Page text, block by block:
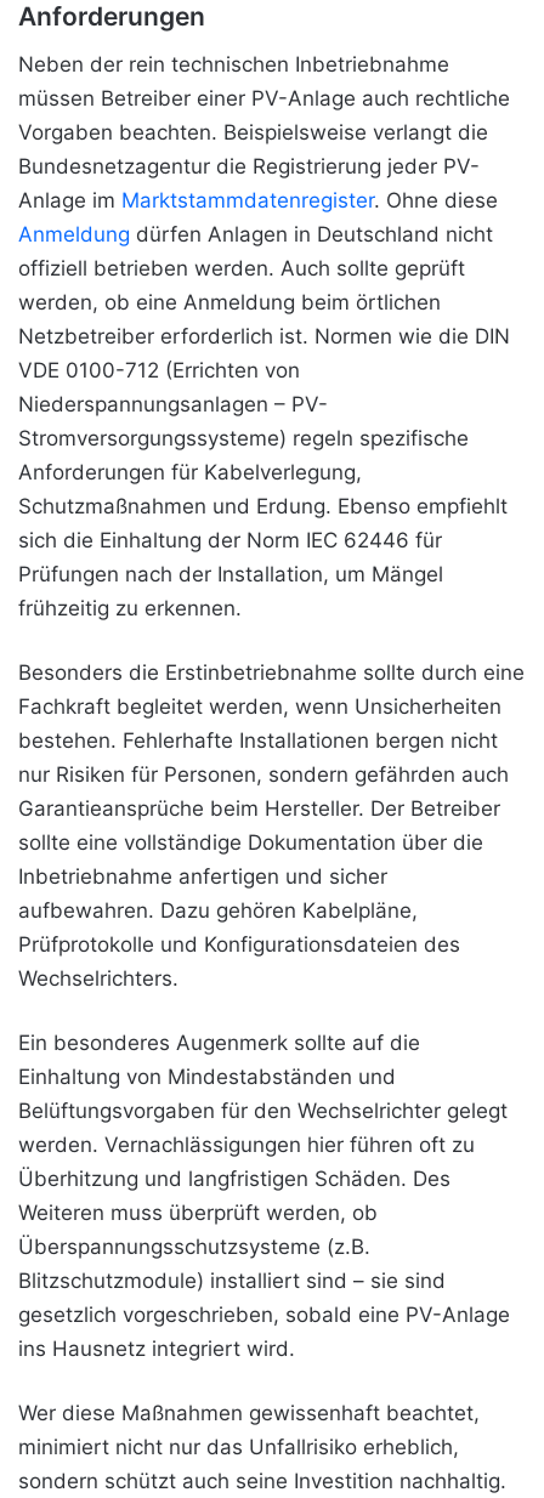
Anforderungen
Neben der rein technischen Inbetriebnahme
müssen Betreiber einer PV-Anlage auch rechtliche
Vorgaben beachten. Beispielsweise verlangt die
Bundesnetzagentur die Registrierung jeder PV-
Anlage im Marktstammdatenregister. Ohne diese
Anmeldung dürfen Anlagen in Deutschland nicht
offiziell betrieben werden. Auch sollte geprüft
werden, ob eine Anmeldung beim örtlichen
Netzbetreiber erforderlich ist. Normen wie die DIN
VDE 0100-712 (Errichten von
Niederspannungsanlagen – PV-
Stromversorgungssysteme) regeln spezifische
Anforderungen für Kabelverlegung,
Schutzmaßnahmen und Erdung. Ebenso empfiehlt
sich die Einhaltung der Norm IEC 62446 für
Prüfungen nach der Installation, um Mängel
frühzeitig zu erkennen.
Besonders die Erstinbetriebnahme sollte durch eine
Fachkraft begleitet werden, wenn Unsicherheiten
bestehen. Fehlerhafte Installationen bergen nicht
nur Risiken für Personen, sondern gefährden auch
Garantieansprüche beim Hersteller. Der Betreiber
sollte eine vollständige Dokumentation über die
Inbetriebnahme anfertigen und sicher
aufbewahren. Dazu gehören Kabelpläne,
Prüfprotokolle und Konfigurationsdateien des
Wechselrichters.
Ein besonderes Augenmerk sollte auf die
Einhaltung von Mindestabständen und
Belüftungsvorgaben für den Wechselrichter gelegt
werden. Vernachlässigungen hier führen oft zu
Überhitzung und langfristigen Schäden. Des
Weiteren muss überprüft werden, ob
Überspannungsschutzsysteme (z.B.
Blitzschutzmodule) installiert sind – sie sind
gesetzlich vorgeschrieben, sobald eine PV-Anlage
ins Hausnetz integriert wird.
Wer diese Maßnahmen gewissenhaft beachtet,
minimiert nicht nur das Unfallrisiko erheblich,
sondern schützt auch seine Investition nachhaltig.